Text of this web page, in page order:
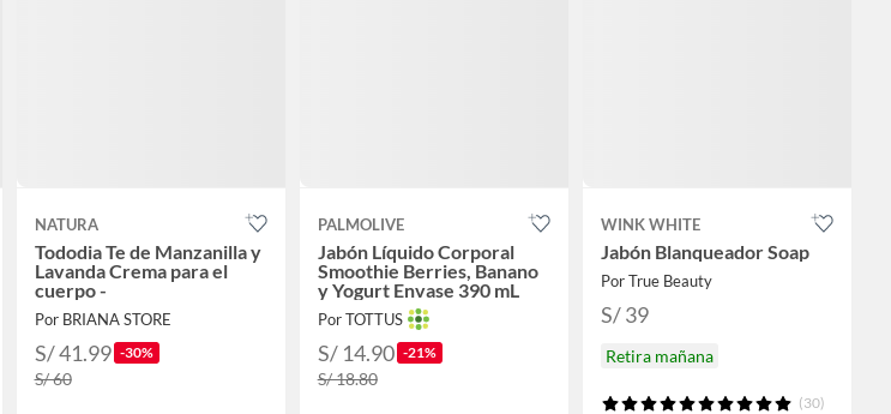
NATURA
Tododia Te de Manzanilla y
Lavanda Crema para el
cuerpo -
Por BRIANA STORE
S/ 41.99 -30%
S/ 60
PALMOLIVE
Jabón Líquido Corporal
Smoothie Berries, Banano
y Yogurt Envase 390 mL
Por TOTTUS
S/ 14.90 -21%
S/ 18.80
WINK WHITE
Jabón Blanqueador Soap
Por True Beauty
S/ 39
Retira mañana
(30)